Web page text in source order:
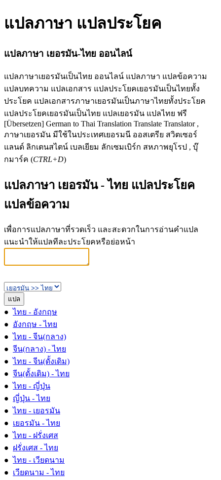
แปลภาษา แปลประโยค
แปลภาษา เยอรมัน-ไทย ออนไลน์
แปลภาษาเยอรมันเป็นไทย ออนไลน์ แปลภาษา แปลข้อความ
แปลบทความ แปลเอกสาร แปลประโยคเยอรมันเป็นไทยทั้ง
ประโยค แปลเอกสารภาษาเยอรมันเป็นภาษาไทยทั้งประโยค
แปลประโยคเยอรมันเป็นไทย แปลเยอรมัน แปลไทย ฟรี
[Übersetzen] German to Thai Translation Translate Translator ,
ภาษาเยอรมัน มีใช้ในประเทศเยอรมนี ออสเตรีย สวิตเซอร์
แลนด์ ลิกเตนสไตน์ เบลเยียม ลักเซมเบิร์ก สหภาพยุโรป , บุ๊
กมาร์ค (CTRL+D)
แปลภาษา เยอรมัน - ไทย แปลประโยค
แปลข้อความ
เพื่อการแปลภาษาที่รวดเร็ว และสะดวกในการอ่านคำแปล
แนะนำให้แปลทีละประโยคหรือย่อหน้า
●ไทย - อังกฤษ
● อังกฤษ - ไทย
●ไทย - จีน(กลาง)
● จีน(กลาง) - ไทย
●ไทย - จีน(ดั้งเดิม)
● จีน(ดั้งเดิม) - ไทย
●ไทย - ญี่ปุ่น
● ญี่ปุ่น - ไทย
●ไทย - เยอรมัน
● เยอรมัน - ไทย
●ไทย - ฝรั่งเศส
● ฝรั่งเศส - ไทย
●ไทย - เวียดนาม
● เวียดนาม - ไทย